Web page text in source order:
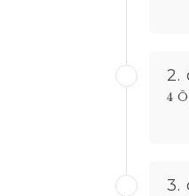
2.
4
3.